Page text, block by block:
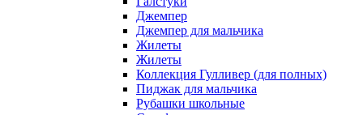
Джемпер
Джемпер для мальчика
Жилеты
Жилеты
Коллекция Гулливер (для полных)
Пиджак для мальчика
Рубашки школьные